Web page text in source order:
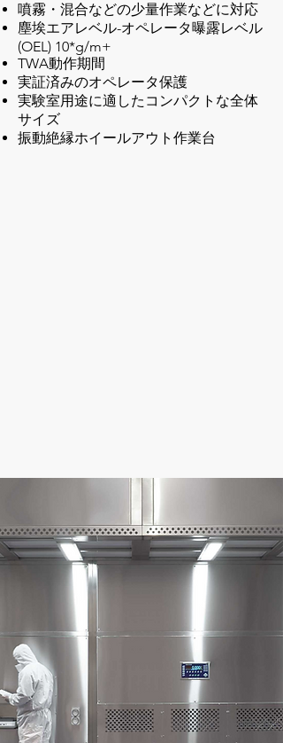
噴霧・混合などの少量作業などに対応
塵埃エアレベル-オペレータ曝露レベル
(OEL) 10*g/m+
TWA動作期間
実証済みのオペレータ保護
実験室用途に適したコンパクトな全体
サイズ
振動絶縁ホイールアウト作業台